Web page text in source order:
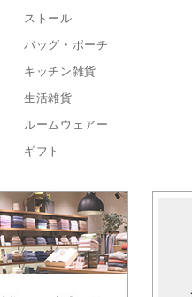
ストール
バッグ・ポーチ
キッチン雑貨
生活雑貨
ルームウェアー
ギフト